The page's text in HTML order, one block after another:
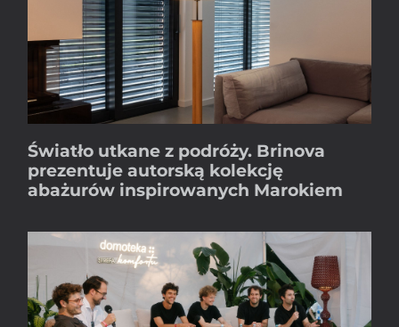
Światło utkane z podróży. Brinova
prezentuje autorską kolekcję
abażurów inspirowanych Marokiem